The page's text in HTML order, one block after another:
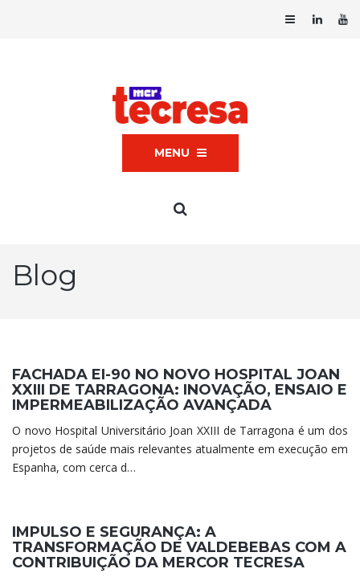
MENU
Blog
FACHADA EI-90 NO NOVO HOSPITAL JOAN
XXIII DE TARRAGONA: INOVAÇÃO, ENSAIO E
IMPERMEABILIZAÇÃO AVANÇADA
O novo Hospital Universitário Joan XXIII de Tarragona é um dos
projetos de saúde mais relevantes atualmente em execução em
Espanha, com cerca d…
IMPULSO E SEGURANÇA: A
TRANSFORMAÇÃO DE VALDEBEBAS COM A
CONTRIBUIÇÃO DA MERCOR TECRESA